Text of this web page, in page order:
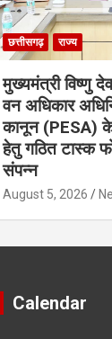
छत्तीसगढ़ राज्य
मुख्यमंत्री विष्णु
वन अधिकार
कानून (PESA) के
हेतु गठित टास्क
संपन्न
August 5, 2026
Calendar